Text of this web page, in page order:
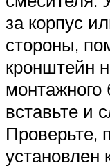
за корпус
стороны,
кронштейн
монтажного
вставьте и
Проверьте,
установлен